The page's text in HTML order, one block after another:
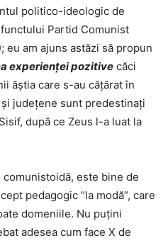
politico-ideologic de
Partid Comunist
eu am ajuns astăzi să propun
experienţei pozitivecăci
ăştia care s-au căţărat în
judeţene sunt predestinaţi
după ce Zeus l-a luat la
este bine de
pedagogic ”la modă”, care
domeniile. Nu puțini
adesea cum face X de